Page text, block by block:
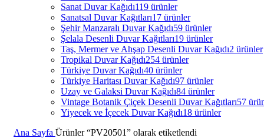
Sanat Duvar Kağıdı119 ürünler
Sanatsal Duvar Kağıtları17 ürünler
Şehir Manzaralı Duvar Kağıdı59 ürünler
Şelala Desenli Duvar Kağıtları19 ürünler
Taş, Mermer ve Ahşap Desenli Duvar Kağıdı2 ürünler
Tropikal Duvar Kağıdı254 ürünler
Türkiye Duvar Kağıdı40 ürünler
Türkiye Haritası Duvar Kağıdı97 ürünler
Uzay ve Galaksi Duvar Kağıdı84 ürünler
Vintage Botanik Çiçek Desenli Duvar Kağıtları57
Yiyecek ve İçecek Duvar Kağıdı18 ürünler
Ana Sayfa Ürünler “PV20501” olarak etiketlendi